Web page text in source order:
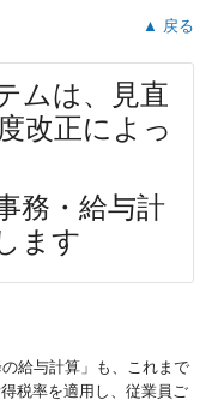
▲ 戻る
ムは、見直
改正によっ
務・給与計
ます
給与計算」も、これまで
税率を適用し、従業員ご